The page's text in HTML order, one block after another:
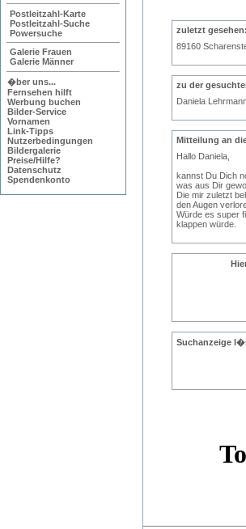
Postleitzahl-Karte
Postleitzahl-Suche
Powersuche
Galerie Frauen
Galerie Männer
�ber uns...
Fernsehen hilft
Werbung buchen
Bilder-Service
Vornamen
Link-Tipps
Nutzerbedingungen
Bildergalerie
Preise/Hilfe?
Datenschutz
Spendenkonto
zuletzt gesehen:
89160
zu der
Daniela
Mitteilung an
Hallo Daniela,
kannst Du Dich
was aus Dir
Die mir zuletzt
den Augen
Würde es super
klappen würde.
Suchanzeige